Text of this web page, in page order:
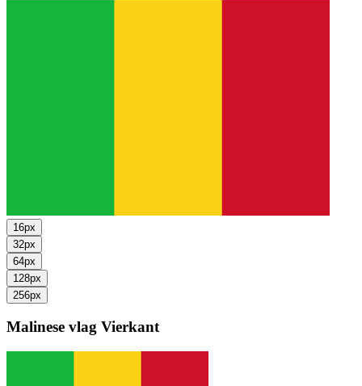
16px
32px
64px
128px
256px
Malinese vlag Vierkant